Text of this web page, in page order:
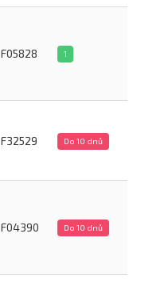
F05828 1
F32529 Do 10 dnů
F04390 Do 10 dnů